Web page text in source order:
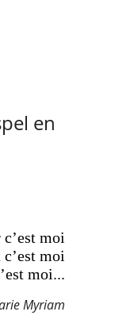
en
moi
moi
moi...
Myriam